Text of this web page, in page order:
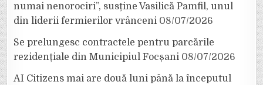
numai nenorociri”, susține Vasilică Pamfil, unul
din liderii fermierilor vrânceni 08/07/2026
Se prelungesc contractele pentru parcările
rezidențiale din Municipiul Focșani 08/07/2026
AI Citizens mai are două luni până la începutul